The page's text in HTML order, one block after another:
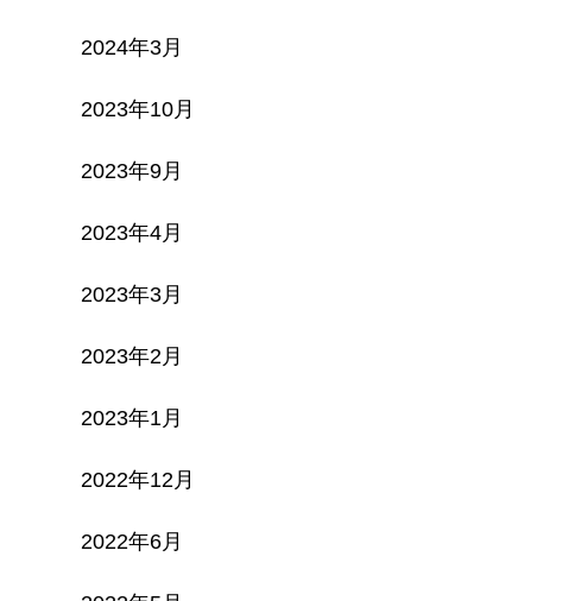
2024年3月
2023年10月
2023年9月
2023年4月
2023年3月
2023年2月
2023年1月
2022年12月
2022年6月